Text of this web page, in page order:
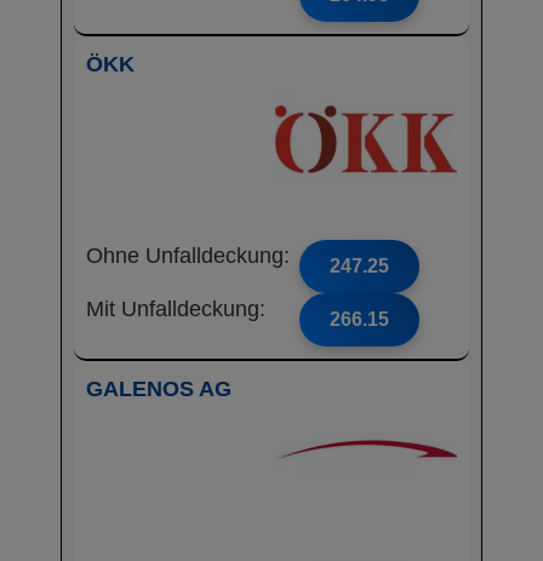
ÖKK
Ohne Unfalldeckung: 247.25
Mit Unfalldeckung: 266.15
GALENOS AG